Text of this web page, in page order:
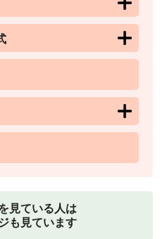
見ている人は
も見ています